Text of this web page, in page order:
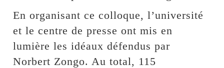
En organisant ce colloque, l’université
et le centre de presse ont mis en
lumière les idéaux défendus par
Norbert Zongo. Au total, 115